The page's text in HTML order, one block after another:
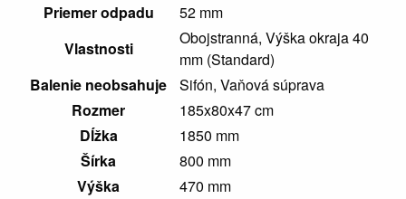
Priemer odpadu
52 mm
Vlastnosti
Obojstranná, Výška okraja 40
mm (Standard)
Balenie neobsahuje
Sifón, Vaňová súprava
Rozmer
185x80x47 cm
Dĺžka
1850 mm
Šírka
800 mm
Výška
470 mm